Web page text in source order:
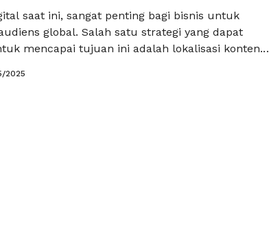
saat ini, sangat penting bagi bisnis untuk
global. Salah satu strategi yang dapat
mencapai tujuan ini adalah lokalisasi konten.
budaya dan bahasa lokal target audiens. Di dalam
2025